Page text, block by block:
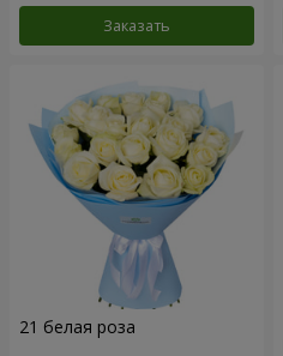
Заказать
21 белая роза